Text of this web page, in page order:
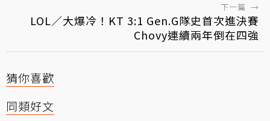
下一篇 →
LOL／大爆冷！KT 3:1 Gen.G隊史首次進決賽
Chovy連續兩年倒在四強
猜你喜歡
同類好文